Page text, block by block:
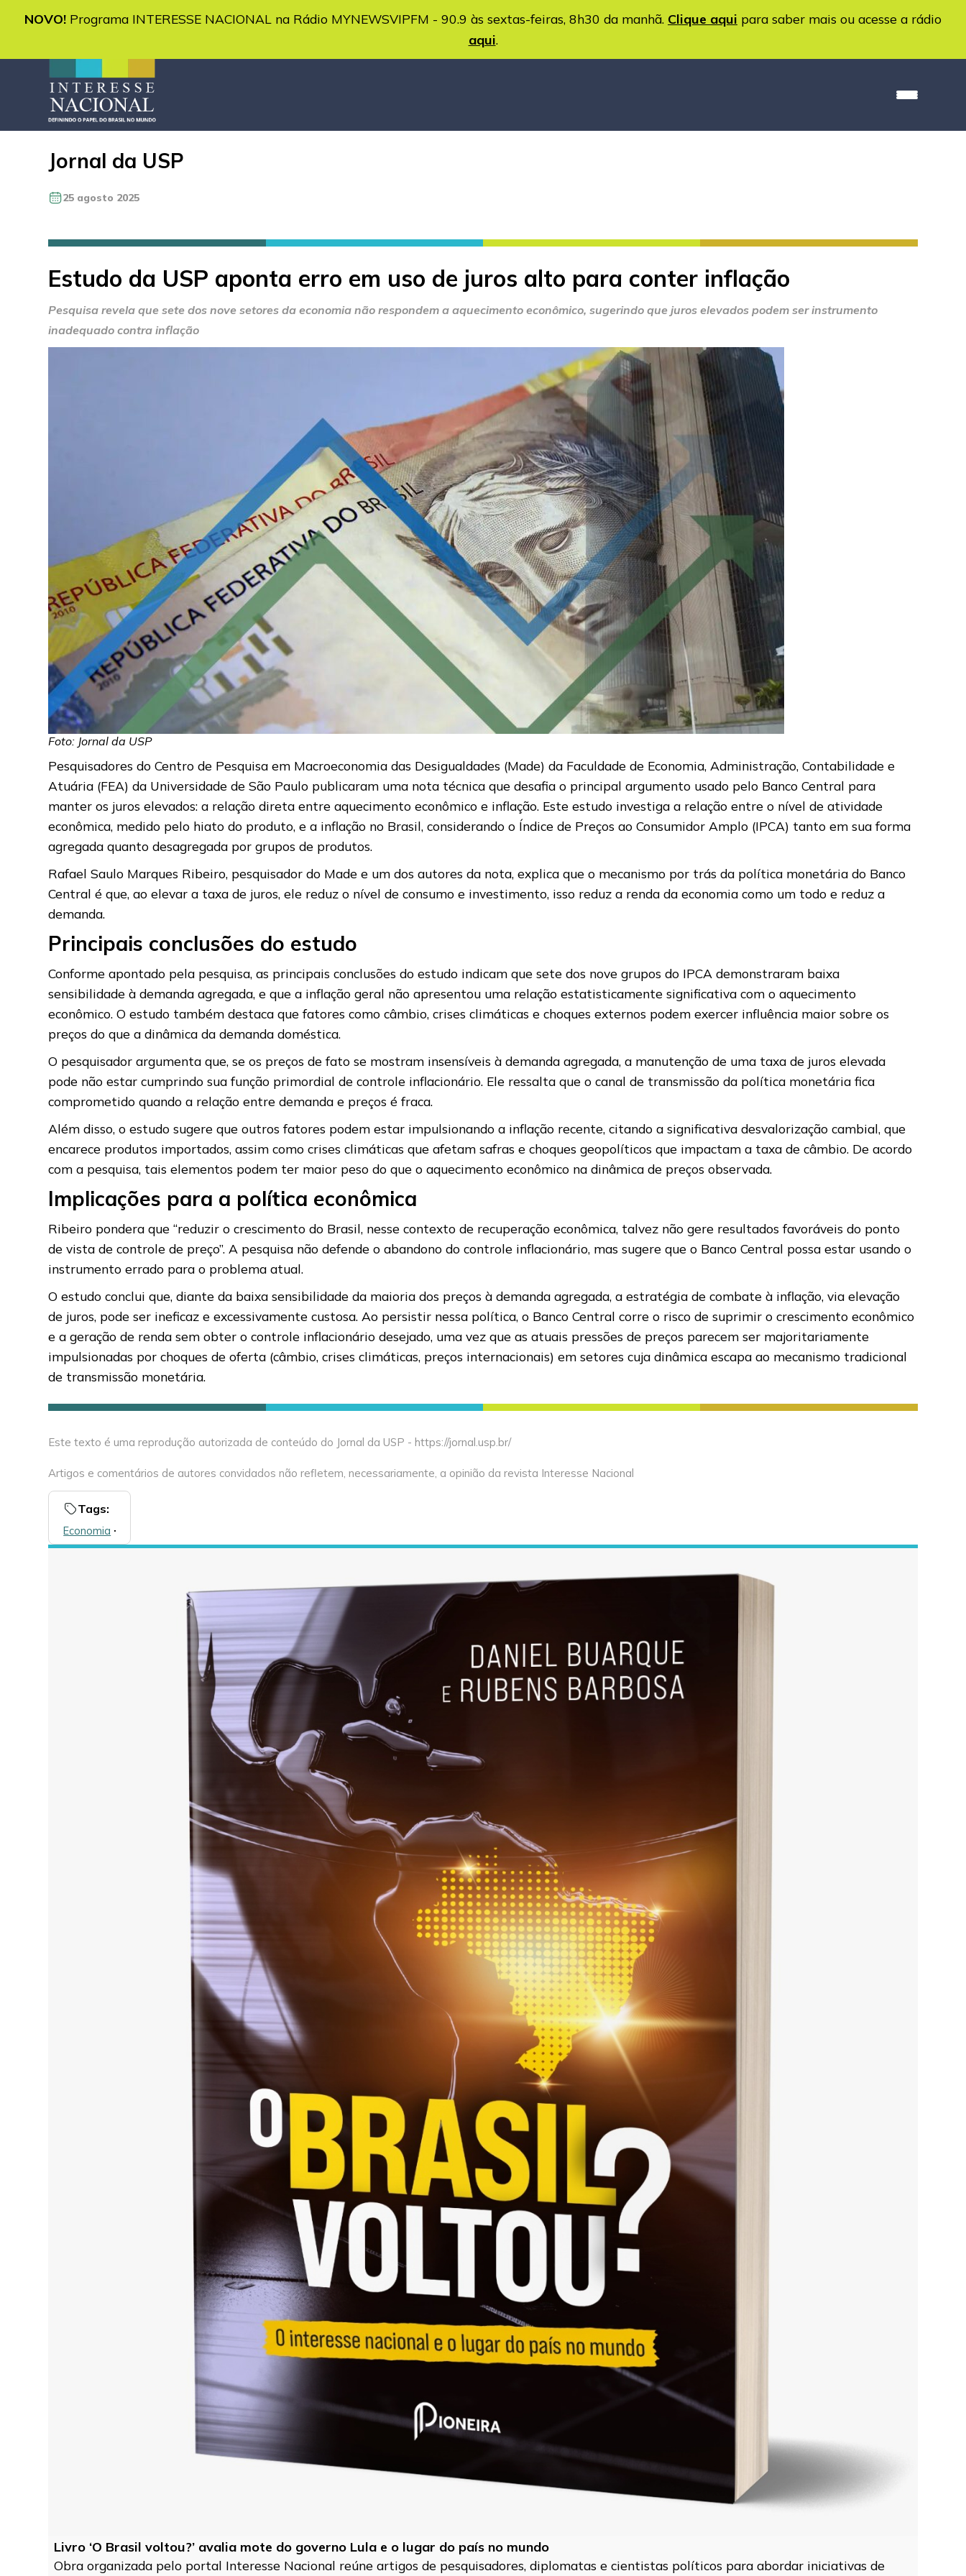
NOVO! Programa INTERESSE NACIONAL na Rádio MYNEWSVIPFM - 90.9 às sextas-feiras, 8h30 da manhã. Clique aqui para saber mais ou acesse a rádio
aqui.
Jornal da USP
25 agosto 2025
Estudo da USP aponta erro em uso de juros alto para conter inflação
Pesquisa revela que sete dos nove setores da economia não respondem a aquecimento econômico, sugerindo que juros elevados podem ser instrumento
inadequado contra inflação
Foto: Jornal da USP
Pesquisadores do Centro de Pesquisa em Macroeconomia das Desigualdades (Made) da Faculdade de Economia, Administração, Contabilidade e
Atuária (FEA) da Universidade de São Paulo publicaram uma nota técnica que desafia o principal argumento usado pelo Banco Central para
manter os juros elevados: a relação direta entre aquecimento econômico e inflação. Este estudo investiga a relação entre o nível de atividade
econômica, medido pelo hiato do produto, e a inflação no Brasil, considerando o Índice de Preços ao Consumidor Amplo (IPCA) tanto em sua forma
agregada quanto desagregada por grupos de produtos.
Rafael Saulo Marques Ribeiro, pesquisador do Made e um dos autores da nota, explica que o mecanismo por trás da política monetária do Banco
Central é que, ao elevar a taxa de juros, ele reduz o nível de consumo e investimento, isso reduz a renda da economia como um todo e reduz a
demanda.
Principais conclusões do estudo
Conforme apontado pela pesquisa, as principais conclusões do estudo indicam que sete dos nove grupos do IPCA demonstraram baixa
sensibilidade à demanda agregada, e que a inflação geral não apresentou uma relação estatisticamente significativa com o aquecimento
econômico. O estudo também destaca que fatores como câmbio, crises climáticas e choques externos podem exercer influência maior sobre os
preços do que a dinâmica da demanda doméstica.
O pesquisador argumenta que, se os preços de fato se mostram insensíveis à demanda agregada, a manutenção de uma taxa de juros elevada
pode não estar cumprindo sua função primordial de controle inflacionário. Ele ressalta que o canal de transmissão da política monetária fica
comprometido quando a relação entre demanda e preços é fraca.
Além disso, o estudo sugere que outros fatores podem estar impulsionando a inflação recente, citando a significativa desvalorização cambial, que
encarece produtos importados, assim como crises climáticas que afetam safras e choques geopolíticos que impactam a taxa de câmbio. De acordo
com a pesquisa, tais elementos podem ter maior peso do que o aquecimento econômico na dinâmica de preços observada.
Implicações para a política econômica
Ribeiro pondera que “reduzir o crescimento do Brasil, nesse contexto de recuperação econômica, talvez não gere resultados favoráveis do ponto
de vista de controle de preço”. A pesquisa não defende o abandono do controle inflacionário, mas sugere que o Banco Central possa estar usando o
instrumento errado para o problema atual.
O estudo conclui que, diante da baixa sensibilidade da maioria dos preços à demanda agregada, a estratégia de combate à inflação, via elevação
de juros, pode ser ineficaz e excessivamente custosa. Ao persistir nessa política, o Banco Central corre o risco de suprimir o crescimento econômico
e a geração de renda sem obter o controle inflacionário desejado, uma vez que as atuais pressões de preços parecem ser majoritariamente
impulsionadas por choques de oferta (câmbio, crises climáticas, preços internacionais) em setores cuja dinâmica escapa ao mecanismo tradicional
de transmissão monetária.
Este texto é uma reprodução autorizada de conteúdo do Jornal da USP - https://jornal.usp.br/
Artigos e comentários de autores convidados não refletem, necessariamente, a opinião da revista Interesse Nacional
Tags:
Economia 🞌
Livro ‘O Brasil voltou?’ avalia mote do governo Lula e o lugar do país no mundo
Obra organizada pelo portal Interesse Nacional reúne artigos de pesquisadores, diplomatas e cientistas políticos para abordar iniciativas de